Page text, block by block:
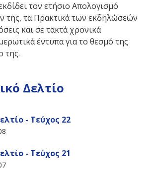
τον ετήσιο Απολογισμό
της, τα Πρακτικά των εκδηλώσεών
και σε τακτά χρονικά
έντυπα για το θεσμό της
της.
Δελτίο
- Τεύχος 22
- Τεύχος 21